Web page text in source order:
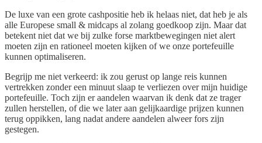
De luxe van een grote cashpositie heb ik helaas niet, dat heb je als
alle Europese small & midcaps al zolang goedkoop zijn. Maar dat
betekent niet dat we bij zulke forse marktbewegingen niet alert
moeten zijn en rationeel moeten kijken of we onze portefeuille
kunnen optimaliseren.
Begrijp me niet verkeerd: ik zou gerust op lange reis kunnen
vertrekken zonder een minuut slaap te verliezen over mijn huidige
portefeuille. Toch zijn er aandelen waarvan ik denk dat ze trager
zullen herstellen, of die we later aan gelijkaardige prijzen kunnen
terug oppikken, lang nadat andere aandelen alweer fors zijn
gestegen.